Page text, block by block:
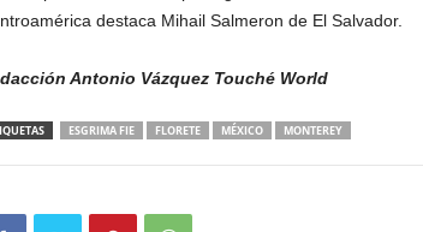
destaca Mihail Salmeron de El Salvador.
Antonio Vázquez Touché World
ESGRIMA FIE FLORETE MÉXICO MONTEREY